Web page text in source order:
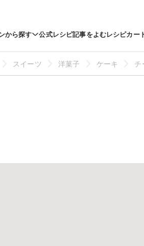
から探す 公式レシピ記事をよむレシピカー
スイーツ 洋菓子 ケーキ チ